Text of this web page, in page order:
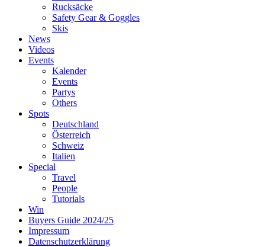
Rucksäcke
Safety Gear & Goggles
Skis
News
Videos
Events
Kalender
Events
Partys
Others
Spots
Deutschland
Österreich
Schweiz
Italien
Special
Travel
People
Tutorials
Win
Buyers Guide 2024/25
Impressum
Datenschutzerklärung